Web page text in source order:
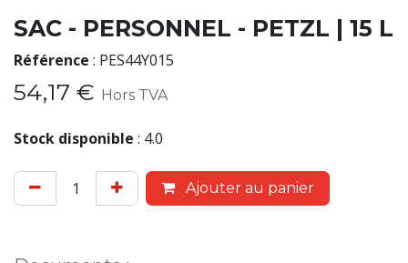
SAC - PERSONNEL - PETZL | 15 L
Référence : PES44Y015
54,17 € Hors TVA
Stock disponible : 4.0
Ajouter au panier